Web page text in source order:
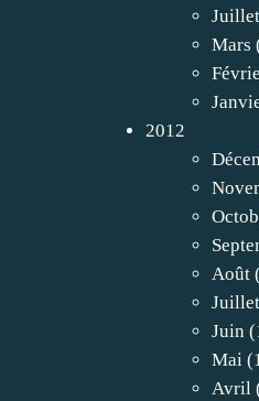
Juillet
Mars
2012
Août
Juillet
Juin
Mai
Avril